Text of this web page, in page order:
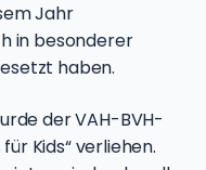
Jahr
in besonderer
haben.
der VAH-BVH-
Kids“ verliehen.